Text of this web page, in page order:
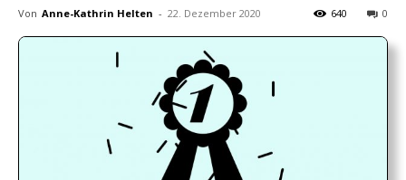
Von Anne-Kathrin Helten - 22. Dezember 2020 0
640